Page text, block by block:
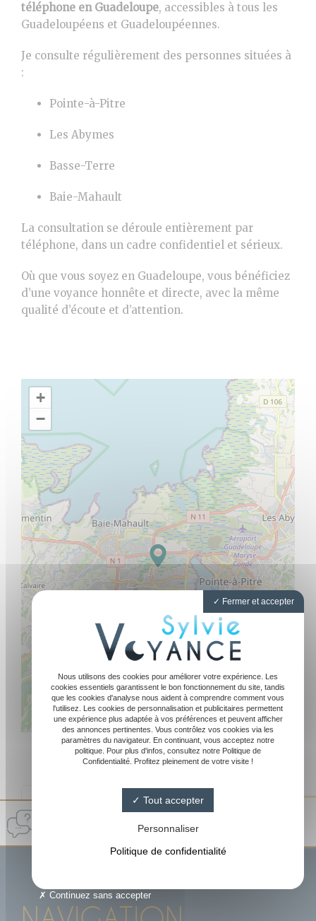
téléphone en Guadeloupe, accessibles à tous les
Guadeloupéens et Guadeloupéennes.
Je consulte régulièrement des personnes situées à
:
Pointe-à-Pitre
Les Abymes
Basse-Terre
Baie-Mahault
La consultation se déroule entièrement par
téléphone, dans un cadre confidentiel et sérieux.
Où que vous soyez en Guadeloupe, vous bénéficiez
d’une voyance honnête et directe, avec la même
qualité d’écoute et d’attention.
+
−
Leaflet|©OpenStreetMap
Sylvie Medium
Fermer et accepter
Nous utilisons des cookies pour améliorer votre expérience. Les
cookies essentiels garantissent le bon fonctionnement du site, tandis
que les cookies d'analyse nous aident à comprendre comment vous
l'utilisez. Les cookies de personnalisation et publicitaires permettent
une expérience plus adaptée à vos préférences et peuvent afficher
des annonces pertinentes. Vous contrôlez vos cookies via les
paramètres du navigateur. En continuant, vous acceptez notre
politique. Pour plus d'infos, consultez notre Politique de
Confidentialité. Profitez pleinement de votre visite !
Tout accepter
Personnaliser
Politique de confidentialité
Continuez sans accepter